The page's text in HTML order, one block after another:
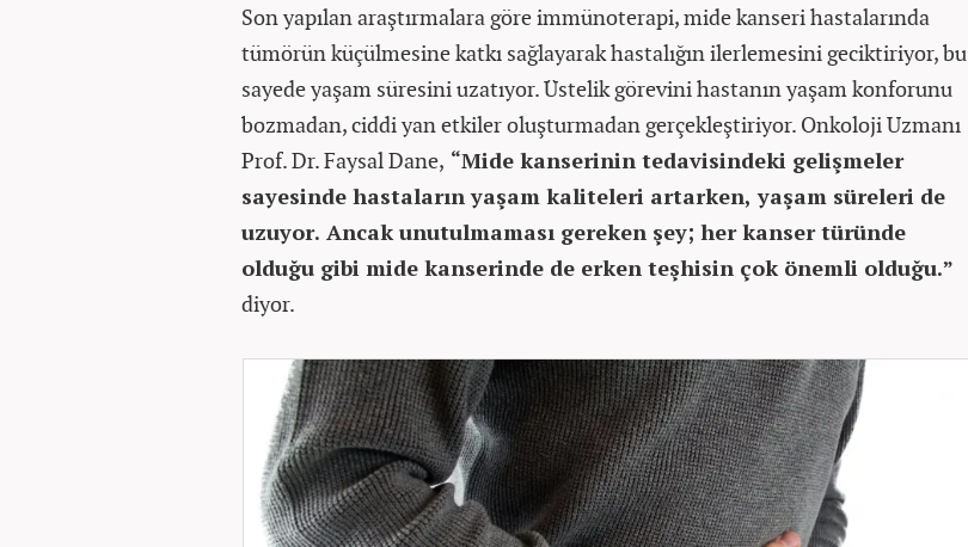
Son yapılan araştırmalara göre immünoterapi, mide kanseri hastalarında
tümörün küçülmesine katkı sağlayarak hastalığın ilerlemesini geciktiriyor, bu
sayede yaşam süresini uzatıyor. Üstelik görevini hastanın yaşam konforunu
bozmadan, ciddi yan etkiler oluşturmadan gerçekleştiriyor. Onkoloji Uzmanı
Prof. Dr. Faysal Dane, “Mide kanserinin tedavisindeki gelişmeler
sayesinde hastaların yaşam kaliteleri artarken, yaşam süreleri de
uzuyor. Ancak unutulmaması gereken şey; her kanser türünde
olduğu gibi mide kanserinde de erken teşhisin çok önemli olduğu.”
diyor.